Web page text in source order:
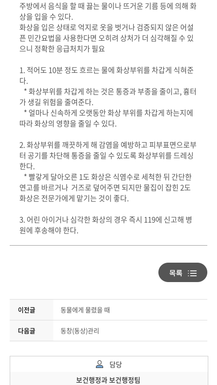
주방에서 음식을 할 때 끓는 물이나 뜨거운 기름 등에 의해 화
상을 입을 수 있다.
화상을 입은 상태로 억지로 옷을 벗거나 검증되지 않은 어설
픈 민간요법을 사용한다면 오히려 상처가 더 심각해질 수 있
으니 정확한 응급처치가 필요
1. 적어도 10분 정도 흐르는 물에 화상부위를 차갑게 식혀준
다.
* 화상부위를 차갑게 하는 것은 통증과 부종을 줄이고, 흉터
가 생길 위험을 줄여준다.
* 얼마나 신속하게 오랫동안 화상 부위를 차갑게 하는지에
따라 화상의 영향을 줄일 수 있다.
2. 화상부위를 깨끗하게 해 감염을 예방하고 피부표면으로부
터 공기를 차단해 통증을 줄일 수 있도록 화상부위를 드레싱
한다.
* 빨갛게 달아오른 1도 화상은 식염수로 세척한 뒤 간단한
연고를 바르거나 거즈로 덮어주면 되지만 물집이 잡힌 2도
화상은 전문가에게 맡기는 것이 좋다.
3. 어린 아이거나 심각한 화상의 경우 즉시 119에 신고해 병
원에 후송해야 한다.
이전글 동물에게 물렸을 때
다음글 동창(동상)관리
담당
보건행정과 보건행정팀